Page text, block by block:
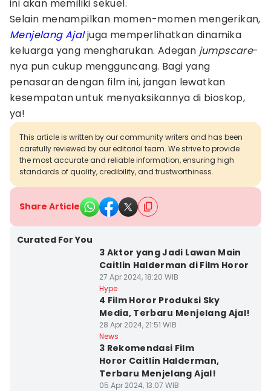
ini akan memiliki sekuel.
Selain menampilkan momen-momen mengerikan,
Menjelang Ajaljuga memperlihatkan dinamika
keluarga yang mengharukan. Adegan jumpscare-
nya pun cukup mengguncang. Bagi yang
penasaran dengan film ini, jangan lewatkan
kesempatan untuk menyaksikannya di bioskop,
ya!
This article is written by our community writers and has been
carefully reviewed by our editorial team. We strive to provide
the most accurate and reliable information, ensuring high
standards of quality, credibility, and trustworthiness.
Share Article
Curated For You
3 Aktor yang Jadi Lawan Main
Caitlin Halderman di Film Horor
27 Apr 2024, 18:20 WIB
Hype
4 Film Horor Produksi Sky
Media, Terbaru Menjelang Ajal!
28 Apr 2024, 21:51 WIB
News
3 Rekomendasi Film
Horor Caitlin Halderman,
Terbaru Menjelang Ajal!
05 Apr 2024, 13:07 WIB